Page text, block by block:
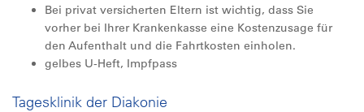
Bei privat versicherten Eltern ist wichtig, dass Sie
vorher bei Ihrer Krankenkasse eine Kostenzusage für
den Aufenthalt und die Fahrtkosten einholen.
gelbes U-Heft, Impfpass
Tagesklinik der Diakonie